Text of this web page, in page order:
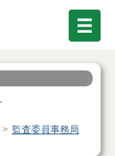
監査委員事務局